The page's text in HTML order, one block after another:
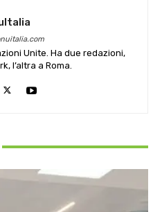
Unite. Ha due redazioni,
l’altra a Roma.